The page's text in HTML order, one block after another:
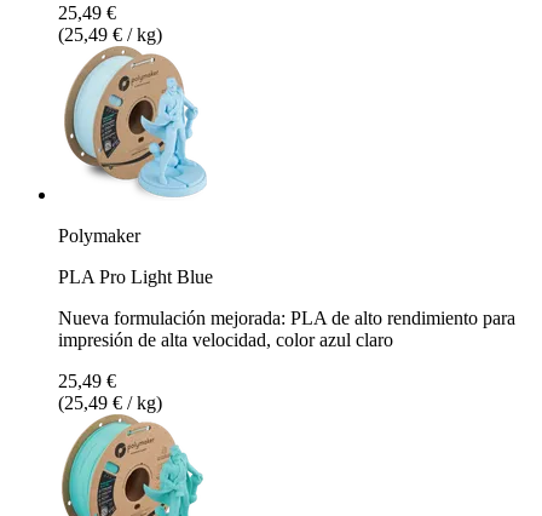
25,49 €
(25,49 € / kg)
Polymaker
PLA Pro Light Blue
Nueva formulación mejorada: PLA de alto rendimiento para
impresión de alta velocidad, color azul claro
25,49 €
(25,49 € / kg)